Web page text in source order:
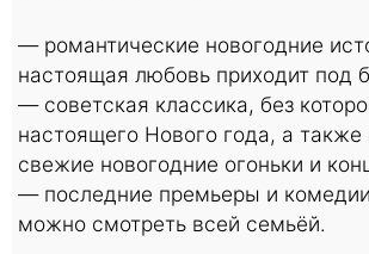
— романтические новогодние
настоящая любовь приходит под
— советская классика, без
настоящего Нового года, а
свежие новогодние огоньки и
— последние премьеры и
можно смотреть всей семьёй.